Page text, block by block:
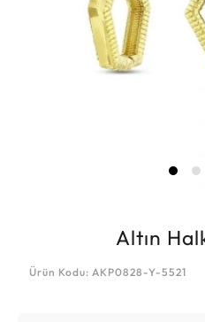
Altın
Ürün Kodu: AKP0828-Y-5521